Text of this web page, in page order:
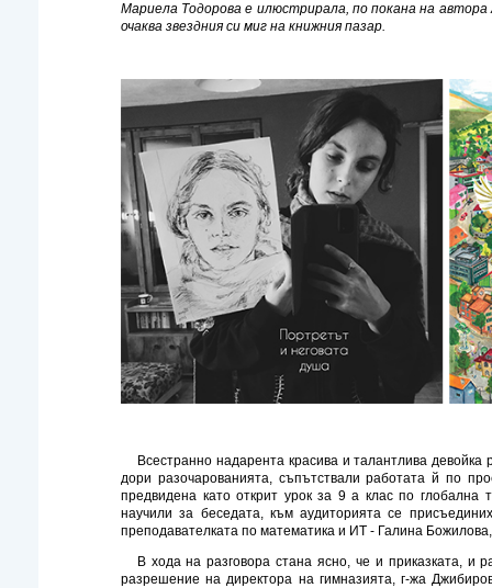
Мариела Тодорова е илюстрирала, по покана на автора
очаква звездния си миг на книжния пазар.
Всестранно надарента красива и талантлива
дори разочарованията, съпътствали работата й по
предвидена като открит урок за 9 а клас по глобална
научили за беседата, към аудиторията се
преподавателката по математика и ИТ - Галина
В хода на разговора стана ясно, че и приказката, и
разрешение на директора на гимназията, г-жа